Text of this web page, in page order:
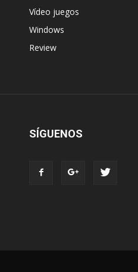
Vídeo juegos
Windows
Review
SÍGUENOS